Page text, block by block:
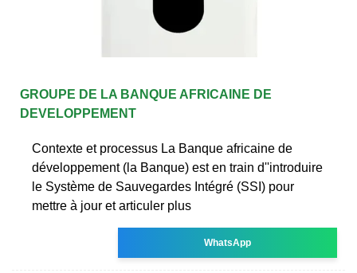
GROUPE DE LA BANQUE AFRICAINE DE
DEVELOPPEMENT
Contexte et processus La Banque africaine de
développement (la Banque) est en train d''introduire
le Système de Sauvegardes Intégré (SSI) pour
mettre à jour et articuler plus
WhatsApp